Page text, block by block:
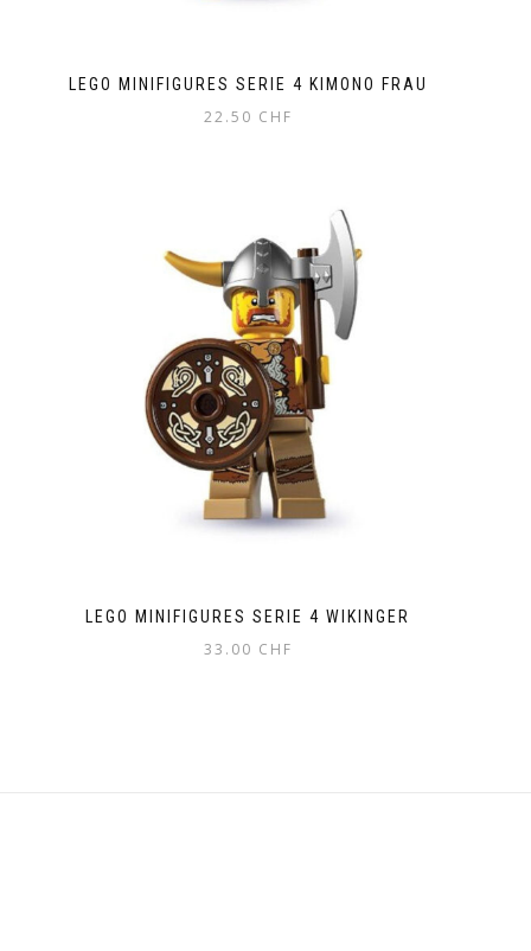
LEGO MINIFIGURES SERIE 4 KIMONO FRAU
22.50 CHF
LEGO MINIFIGURES SERIE 4 WIKINGER
33.00 CHF